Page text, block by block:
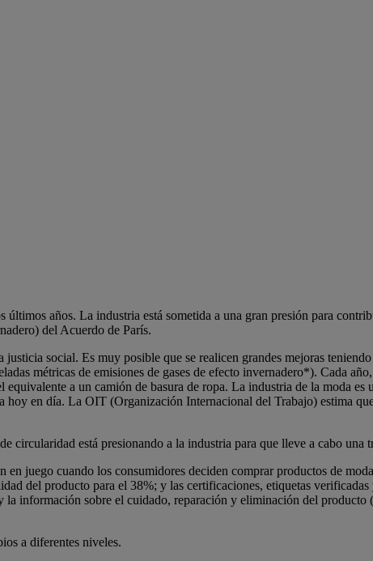
años. La industria está sometida a una gran presión para
del Acuerdo de París.
social. Es muy posible que se realicen grandes mejoras
métricas de emisiones de gases de efecto invernadero*). Cada
a un camión de basura de ropa. La industria de la moda
en día. La OIT (Organización Internacional del Trabajo) estima
circularidad está presionando a la industria para que lleve a cabo una
juego cuando los consumidores deciden comprar productos de
del producto para el 38%; y las certificaciones, etiquetas
información sobre el cuidado, reparación y eliminación del producto
a diferentes niveles.